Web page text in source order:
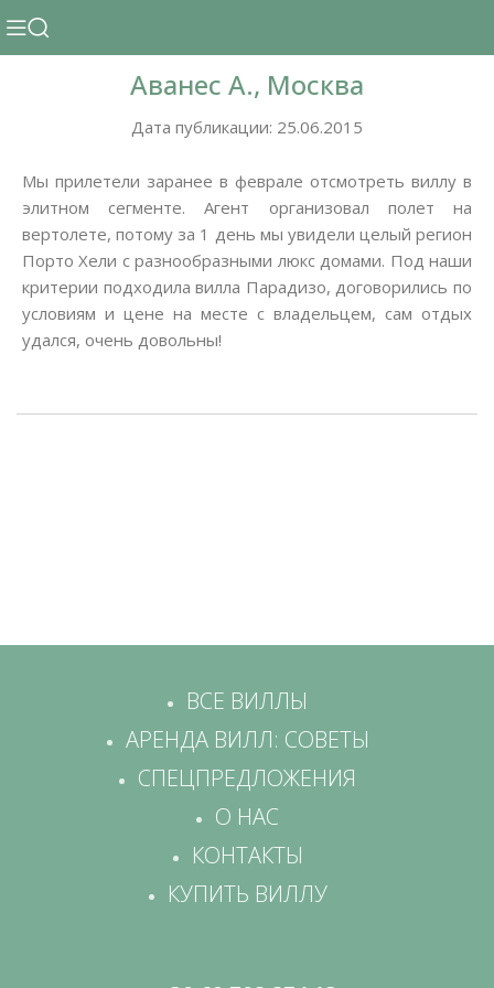
Аванес А., Москва
Дата публикации: 25.06.2015
Мы прилетели заранее в феврале отсмотреть виллу в
элитном сегменте. Агент организовал полет на
вертолете, потому за 1 день мы увидели целый регион
Порто Хели с разнообразными люкс домами. Под наши
критерии подходила вилла Парадизо, договорились по
условиям и цене на месте с владельцем, сам отдых
удался, очень довольны!
ВСЕ ВИЛЛЫ
АРЕНДА ВИЛЛ: СОВЕТЫ
СПЕЦПРЕДЛОЖЕНИЯ
О НАС
КОНТАКТЫ
КУПИТЬ ВИЛЛУ